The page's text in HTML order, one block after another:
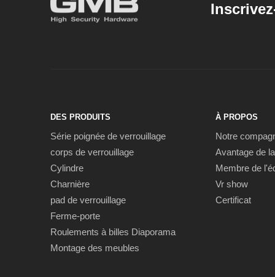
DES PRODUITS
Série poignée de verrouillage
corps de verrouillage
Cylindre
Charnière
pad de verrouillage
Ferme-porte
Roulements à billes Diaporama
Montage des meubles
À PROPOS
Notre
Avantage de
Membre de
Vr show
Certificat